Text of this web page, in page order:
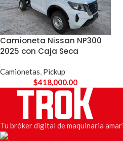
Camioneta Nissan NP300
2025 con Caja Seca
Camionetas, Pickup
$418,000.00
Tu bróker digital de maquinaria